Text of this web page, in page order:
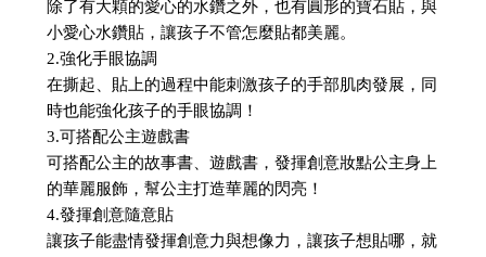
除了有大顆的愛心的水鑽之外，也有圓形的寶石貼，與
小愛心水鑽貼，讓孩子不管怎麼貼都美麗。
2.強化手眼協調
在撕起、貼上的過程中能刺激孩子的手部肌肉發展，同
時也能強化孩子的手眼協調！
3.可搭配公主遊戲書
可搭配公主的故事書、遊戲書，發揮創意妝點公主身上
的華麗服飾，幫公主打造華麗的閃亮！
4.發揮創意隨意貼
讓孩子能盡情發揮創意力與想像力，讓孩子想貼哪，就